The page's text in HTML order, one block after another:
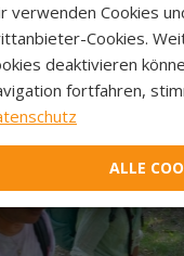
verwenden Cookies
Cookies.
deaktivieren
fortfahren,
ALLE